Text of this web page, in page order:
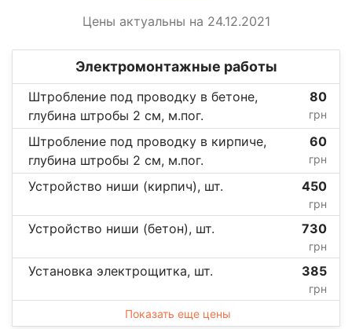
Цены актуальны на 24.12.2021
Электромонтажные работы
Штробление под проводку в бетоне,
глубина штробы 2 см, м.пог.
80
грн
Штробление под проводку в кирпиче,
глубина штробы 2 см, м.пог.
60
грн
Устройство ниши (кирпич), шт. 450
грн
Устройство ниши (бетон), шт. 730
грн
Установка электрощитка, шт. 385
грн
Показать еще цены